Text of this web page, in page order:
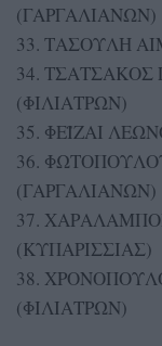
(ΓΑΡΓΑΛΙΑΝΩΝ)
33. ΤΑΣΟΥΛΗ
34. ΤΣΑΤΣΑΚΟΣ
(ΦΙΛΙΑΤΡΩΝ)
35. ΦΕΪΖΑΙ
36.
(ΓΑΡΓΑΛΙΑΝΩΝ)
37.
(ΚΥΠΑΡΙΣΣΙΑΣ)
38.
(ΦΙΛΙΑΤΡΩΝ)